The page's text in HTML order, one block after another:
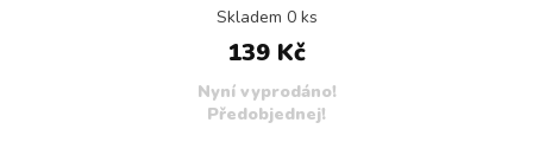
Skladem 0 ks
139 Kč
Nyní vyprodáno!
Předobjednej!